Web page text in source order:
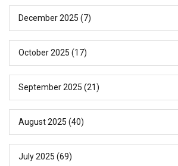
December 2025 (7)
October 2025 (17)
September 2025 (21)
August 2025 (40)
July 2025 (69)